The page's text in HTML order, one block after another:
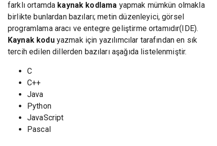
farklı ortamda kaynak kodlama yapmak mümkün olmakla
birlikte bunlardan bazıları; metin düzenleyici, görsel
programlama aracı ve entegre geliştirme ortamıdır(IDE).
Kaynak koduyazmak için yazılımcılar tarafından en sık
tercih edilen dillerden bazıları aşağıda listelenmiştir.
C
C++
Java
Python
JavaScript
Pascal